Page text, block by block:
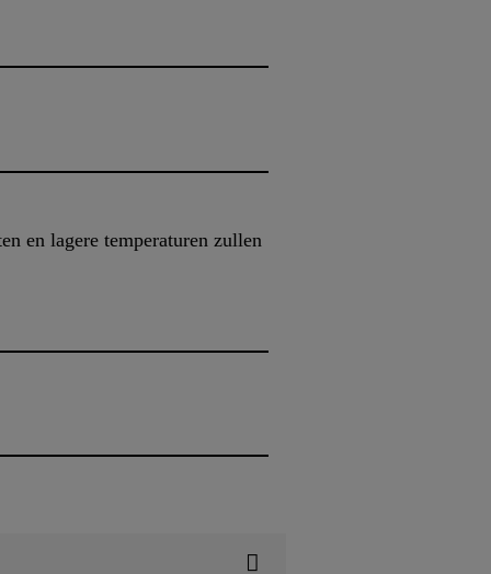
en lagere temperaturen zullen